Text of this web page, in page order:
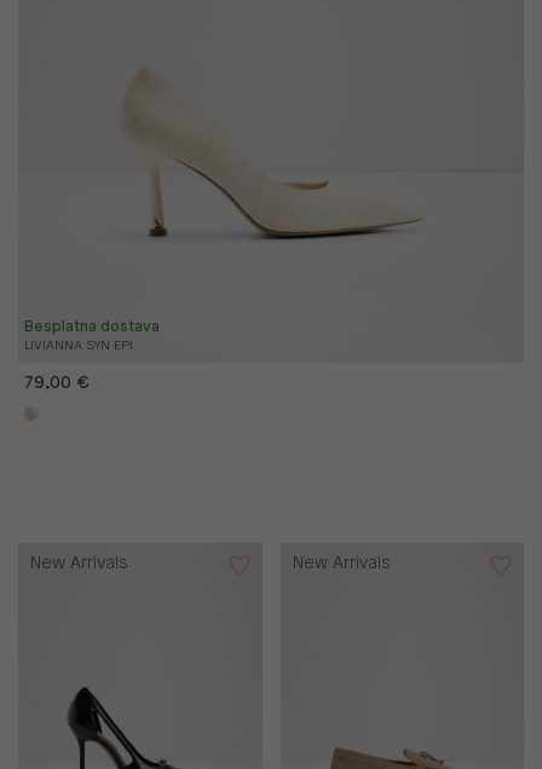
LIVIANNA SYN EPI
Besplatna dostava
79,00 €
New Arrivals New Arrivals